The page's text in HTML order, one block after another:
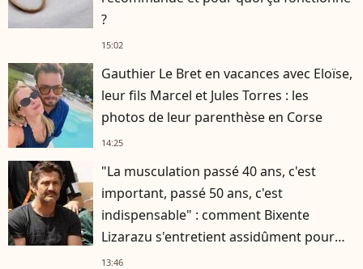
?
15:02
Gauthier Le Bret en vacances avec Eloïse,
leur fils Marcel et Jules Torres : les
photos de leur parenthèse en Corse
14:25
"La musculation passé 40 ans, c'est
important, passé 50 ans, c'est
indispensable" : comment Bixente
Lizarazu s'entretient assidûment pour
rester musclé à 56 ans ?
13:46